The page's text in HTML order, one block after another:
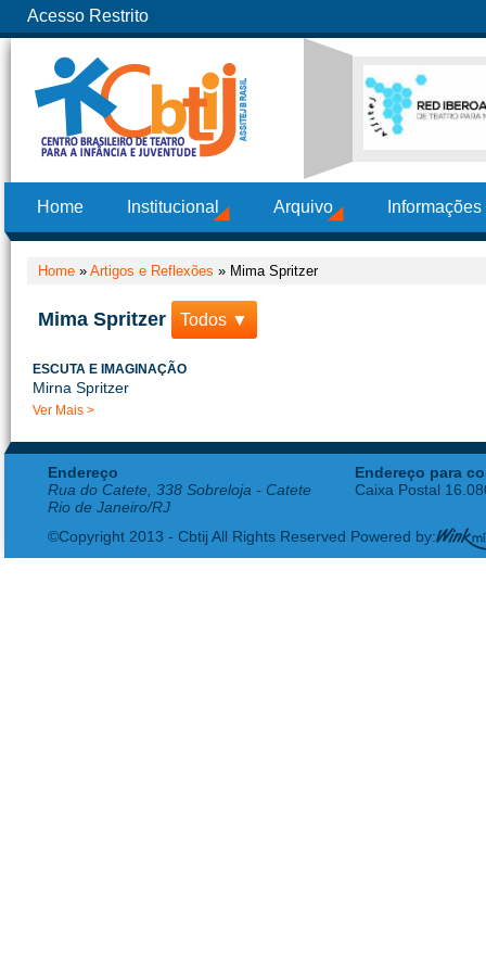
Acesso Restrito
Home Institucional Arquivo
Home » Artigos e Reflexões » Mima Spritzer
Mima Spritzer Todos ▼
ESCUTA E IMAGINAÇÃO
Mirna Spritzer
Ver Mais >
Endereço
Rua do Catete, 338 Sobreloja - Catete
Rio de Janeiro/RJ
Endereço para
Caixa Postal
©Copyright 2013 - Cbtij All Rights Reserved Powered by: